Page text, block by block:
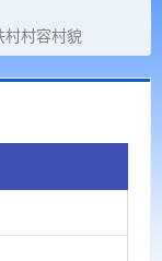
村村容村貌